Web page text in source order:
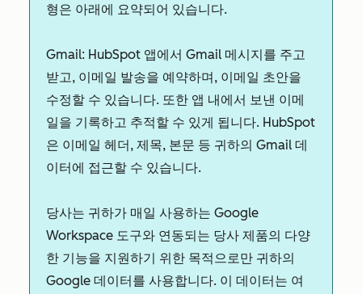
형은 아래에 요약되어 있습니다.
Gmail: HubSpot 앱에서 Gmail 메시지를 주고
받고, 이메일 발송을 예약하며, 이메일 초안을
수정할 수 있습니다. 또한 앱 내에서 보낸 이메
일을 기록하고 추적할 수 있게 됩니다. HubSpot
은 이메일 헤더, 제목, 본문 등 귀하의 Gmail 데
이터에 접근할 수 있습니다.
당사는 귀하가 매일 사용하는 Google
Workspace 도구와 연동되는 당사 제품의 다양
한 기능을 지원하기 위한 목적으로만 귀하의
Google 데이터를 사용합니다. 이 데이터는 여